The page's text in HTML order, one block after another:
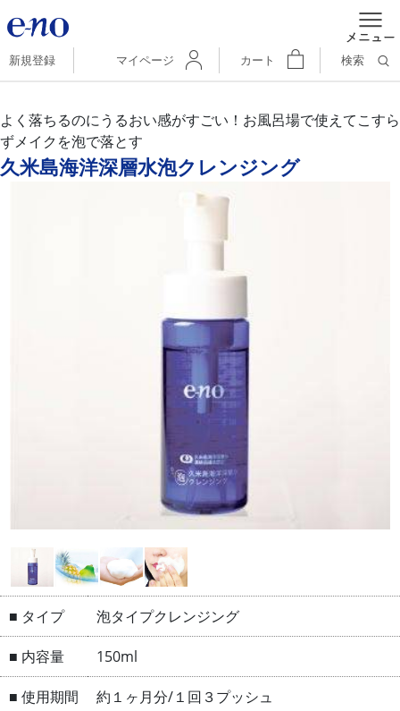
新規登録 マイページ カート 検索
よく落ちるのにうるおい感がすごい！お風呂場で使えてこすら
ずメイクを泡で落とす
久米島海洋深層水泡クレンジング
■ タイプ 泡タイプクレンジング
■ 内容量 150ml
■ 使用期間 約１ヶ月分/１回３プッシュ